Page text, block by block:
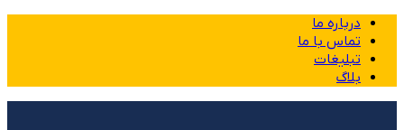
درباره ما
تماس با ما
تبلیغات
بلاگ